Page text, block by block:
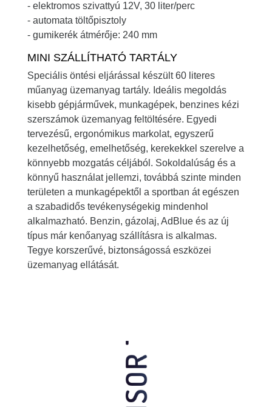
- elektromos szivattyú 12V, 30 liter/perc
- automata töltőpisztoly
- gumikerék átmérője: 240 mm
MINI SZÁLLÍTHATÓ TARTÁLY
Speciális öntési eljárással készült 60 literes
műanyag üzemanyag tartály. Ideális megoldás
kisebb gépjárművek, munkagépek, benzines kézi
szerszámok üzemanyag feltöltésére. Egyedi
tervezésű, ergonómikus markolat, egyszerű
kezelhetőség, emelhetőség, kerekekkel szerelve a
könnyebb mozgatás céljából. Sokoldalúság és a
könnyű használat jellemzi, továbbá szinte minden
területen a munkagépektől a sportban át egészen
a szabadidős tevékenységekig mindenhol
alkalmazható. Benzin, gázolaj, AdBlue és az új
típus már kenőanyag szállításra is alkalmas.
Tegye korszerűvé, biztonságossá eszközei
üzemanyag ellátását.